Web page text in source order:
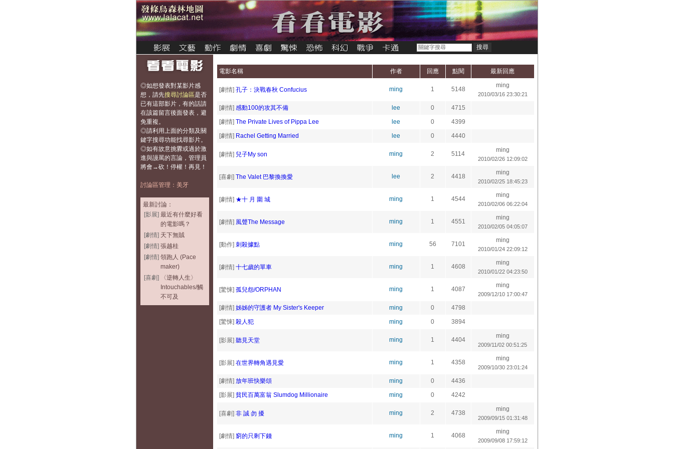
◎如想發表對某影片感
想， 請先搜尋討論區是否
已有這部影片，有的話請
在該篇留言後面發表，避
免重複。
◎請利用上面的分類及關
鍵字搜尋功能找尋影片。
◎如有故意挑釁或過於激
進與謾罵的言論，管理員
將會→砍！停權！再見！
討論區管理：美牙
最新討論：
[影展] 最近有什麼好看
的電影嗎？
[劇情] 天下無賊
[劇情] 張越桂
[劇情] 領跑人 (Pace
maker)
[喜劇]
〈逆轉人生〉
Intouchables/觸
不可及
電影名稱 作者 回應 點閱 最新回應
[劇情] 孔子：決戰春秋 Confucius ming 1 5148
ming
2010/03/16 23:30:21
[劇情] 感動100的攻其不備 lee 0
4715
[劇情] The Private Lives of Pippa Lee lee 0
4399
[劇情] Rachel Getting Married lee 0 4440
[劇情] 兒子My son ming 2 5114
ming
2010/02/26 12:09:02
[喜劇] The Valet 巴黎換換愛 lee 2 4418
ming
2010/02/25 18:45:23
[劇情] ★十 月 圍 城 ming 1 4544
ming
2010/02/06 06:22:04
[劇情] 風聲The Message ming 1 4551
ming
2010/02/05 04:05:07
[動作] 刺殺據點 ming 56 7101
ming
2010/01/24 22:09:12
[劇情] 十七歲的單車 ming 1 4608
ming
2010/01/22 04:23:50
[驚悚] 孤兒怨/ORPHAN ming 1 4087
ming
2009/12/10 17:00:47
[劇情] 姊姊的守護者 My Sister's Keeper ming 0
4798
[驚悚] 殺人犯 ming 0 3894
[影展] 聽見天堂 ming 1 4404
ming
2009/11/02 00:51:25
[影展] 在世界轉角遇見愛 ming 1 4358
ming
2009/10/30 23:01:24
[劇情] 放年班快樂頌 ming 0
4436
[影展] 貧民百萬富翁 Slumdog Millionaire ming 0 4242
[喜劇] 非 誠 勿 擾 ming 2 4738
ming
2009/09/15 01:31:48
[劇情] 窮的只剩下錢 ming 1 4068
ming
2009/09/08 17:59:12